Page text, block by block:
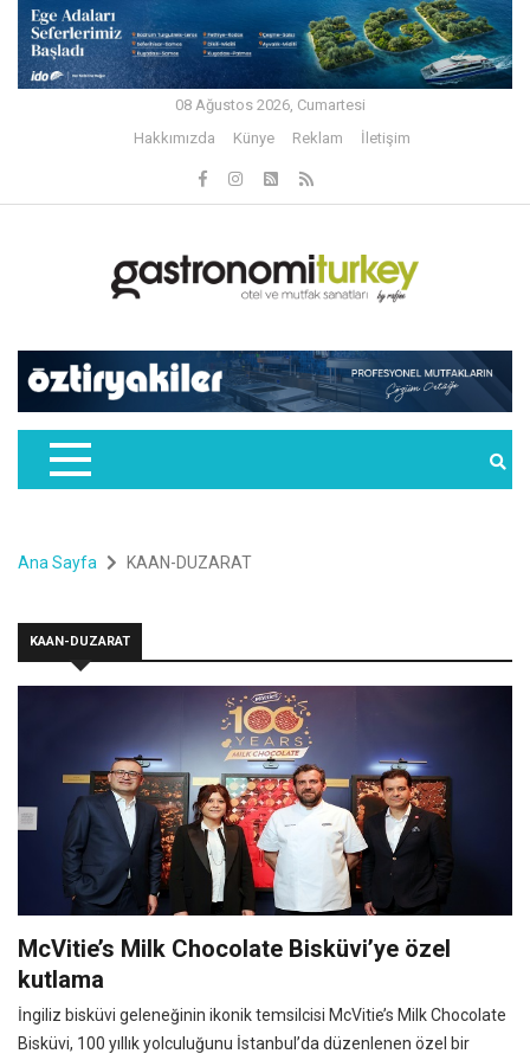
08 Ağustos 2026, Cumartesi
Hakkımızda
Künye Reklam İletişim
Ana Sayfa KAAN-DUZARAT
KAAN-DUZARAT
McVitie’s Milk Chocolate Bisküvi’ye özel
kutlama
İngiliz bisküvi geleneğinin ikonik temsilcisi McVitie’s Milk Chocolate
Bisküvi, 100 yıllık yolculuğunu İstanbul’da düzenlenen özel bir